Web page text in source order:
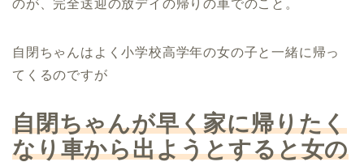
のが、完全送迎の放デイの帰りの車でのこと。
自閉ちゃんはよく小学校高学年の女の子と一緒に帰っ
てくるのですが
自閉ちゃんが早く家に帰りたく
なり車から出ようとすると女の